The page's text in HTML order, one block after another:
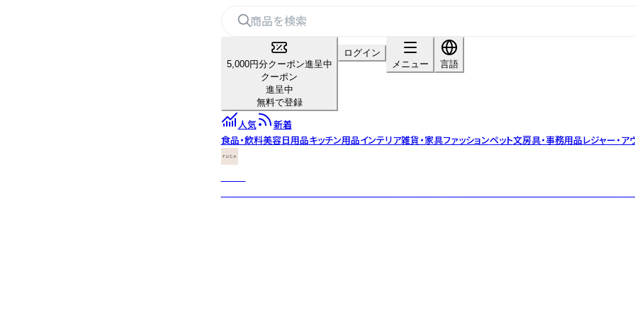
5,000円分クーポン進呈中
クーポン
進呈中
無料で登録
ログイン
メニュー
言語
人気
新着
食品・飲料美容日用品キッチン用品インテリア雑貨・家具ファッションペット文房具・事務用品レジャー・ア